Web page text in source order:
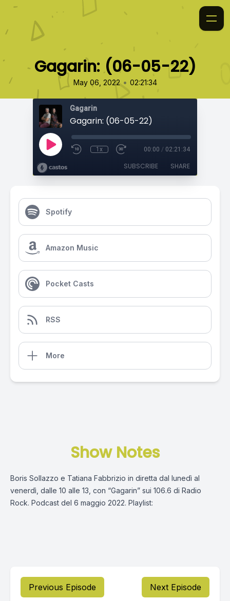
Gagarin: (06-05-22)
May 06, 2022 • 02:21:34
Gagarin
Gagarin: (06-05-22)
1x 00:00 / 02:21:34
SUBSCRIBE SHARE
Spotify
Amazon Music
Pocket Casts
RSS
More
Show Notes
Boris Sollazzo e Tatiana Fabbrizio in diretta dal lunedì al
venerdì, dalle 10 alle 13, con “Gagarin” sui 106.6 di Radio
Rock. Podcast del 6 maggio 2022. Playlist:
Previous Episode Next Episode